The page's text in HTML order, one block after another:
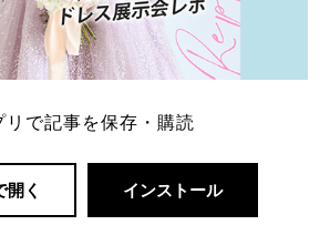
リで記事を保存・購読
開く インストール